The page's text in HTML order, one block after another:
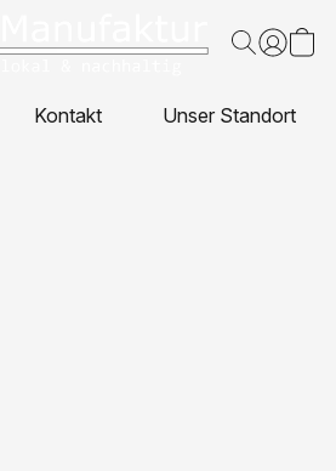
Kontakt Unser Standort